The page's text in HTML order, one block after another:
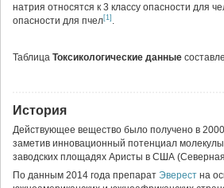
натрия относятся к 3 классу опасности для
опасности для пчел[1] .
Таблица Токсикологические данные
История
Действующее вещество было получено в
заметив инновационный потенциал
заводских площадях Аристы в США
По данным 2014 года препарат Эверест на